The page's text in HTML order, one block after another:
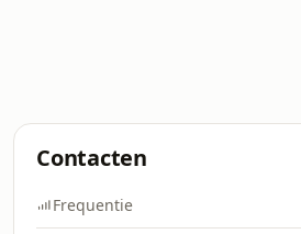
Contacten
Frequentie